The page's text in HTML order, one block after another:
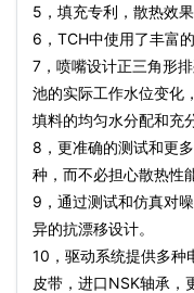
5，填充专利，散热效
6，TCH中使用了丰富的
7，喷嘴设计正三角形
池的实际工作水位变化
填料的均匀水分配和充
8，更准确的测试和更
种，而不必担心散热性能
9，通过测试和仿真对
异的抗漂移设计。
10，驱动系统提供多种
皮带，进口NSK轴承，